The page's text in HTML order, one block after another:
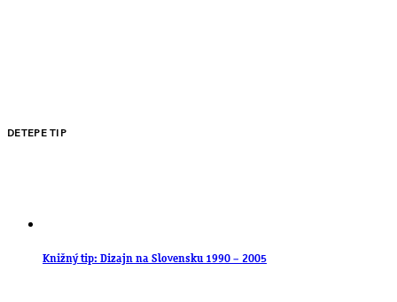
DETEPE TIP
Knižný tip: Dizajn na Slovensku 1990 – 2005